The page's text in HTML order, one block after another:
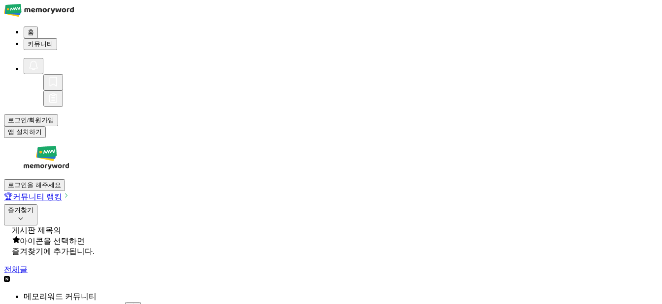
홈
커뮤니티
로그인/회원가입
앱 설치하기
로그인을 해주세요
🏆커뮤니티 랭킹
즐겨찾기
게시판 제목의
아이콘을 선택하면
즐겨찾기에 추가됩니다.
전체글
메모리워드 커뮤니티